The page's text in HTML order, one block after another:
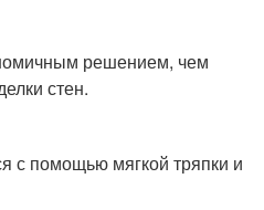
решением, чем
стен.
с помощью мягкой тряпки и